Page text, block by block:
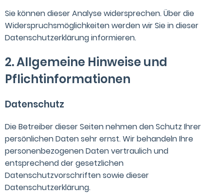
Sie können dieser Analyse widersprechen. Über die
Widerspruchsmöglichkeiten werden wir Sie in dieser
Datenschutzerklärung informieren.
2. Allgemeine Hinweise und
Pflichtinformationen
Datenschutz
Die Betreiber dieser Seiten nehmen den Schutz Ihrer
persönlichen Daten sehr ernst. Wir behandeln Ihre
personenbezogenen Daten vertraulich und
entsprechend der gesetzlichen
Datenschutzvorschriften sowie dieser
Datenschutzerklärung.